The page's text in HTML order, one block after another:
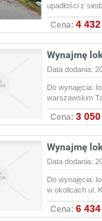
upadłości z
Cena: 4
Wynajmę
Data dodania:
Do wynajęcia:
warszawskim
Cena: 3 050
Wynajmę
Data dodania:
Do wynajęcia:
w okolicach ul.
Cena: 6 434